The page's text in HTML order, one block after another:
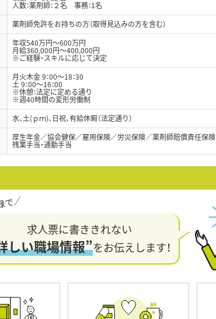
人数：薬剤師：２名 事務：1名
薬剤師免許をお持ちの方（取得見込みの方を含む）
年収540万円～600万円
月給360,000円～400,000円
※ご経験・スキルに応じて決定
月火木金 9：00～18：30
土 9：00～16：00
※休憩：法定に定める通り
※週40時間の変形労働制
水、土(ｐｍ)、日祝、有給休暇（法定通り）
厚生年金／協会健保／雇用保険／労災保険／薬剤師賠償責任保険
残業手当・通勤手当
求人票に書ききれない
しい職場情報”をお伝えします！